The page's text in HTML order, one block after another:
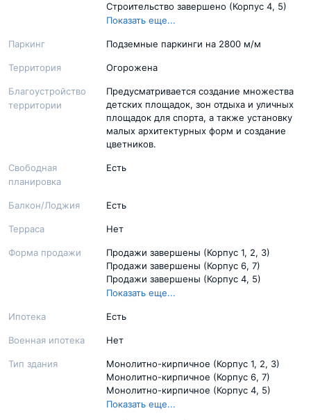
Строительство завершено (Корпус 4, 5)
Строительство завершено (Корпус 8)
Возведение здания (Корпус 11-13 )
Показать еще...
Паркинг Подземные паркинги на 2800 м/м
Территория Огорожена
Благоустройство
территории
Предусматривается создание множества
детских площадок, зон отдыха и уличных
площадок для спорта, а также установку
малых архитектурных форм и создание
цветников.
Свободная
планировка
Есть
Балкон/Лоджия Есть
Терраса Нет
Форма продажи
Продажи завершены (Корпус 1, 2, 3)
Продажи завершены (Корпус 6, 7)
Продажи завершены (Корпус 4, 5)
Продажи завершены (Корпус 8)
Договор долевого участия (Корпус 11-13 )
Показать еще...
Ипотека Есть
Военная ипотека Нет
Тип здания
Монолитно-кирпичное (Корпус 1, 2, 3)
Монолитно-кирпичное (Корпус 6, 7)
Монолитно-кирпичное (Корпус 4, 5)
Панельное (Корпус 8)
Показать еще...